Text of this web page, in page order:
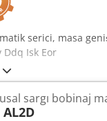
serici, masa
Ddq Isk Eor
sargı bobinaj
AL2D